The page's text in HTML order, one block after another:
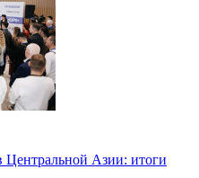
Азии: итоги